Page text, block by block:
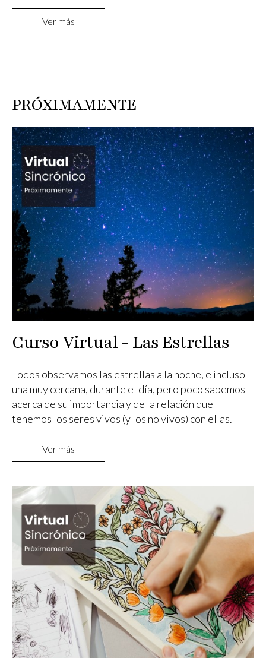
Ver más
PRÓXIMAMENTE
Curso Virtual - Las Estrellas
Todos observamos las estrellas a la noche, e incluso
una muy cercana, durante el día, pero poco sabemos
acerca de su importancia y de la relación que
tenemos los seres vivos (y los no vivos) con ellas.
Ver más